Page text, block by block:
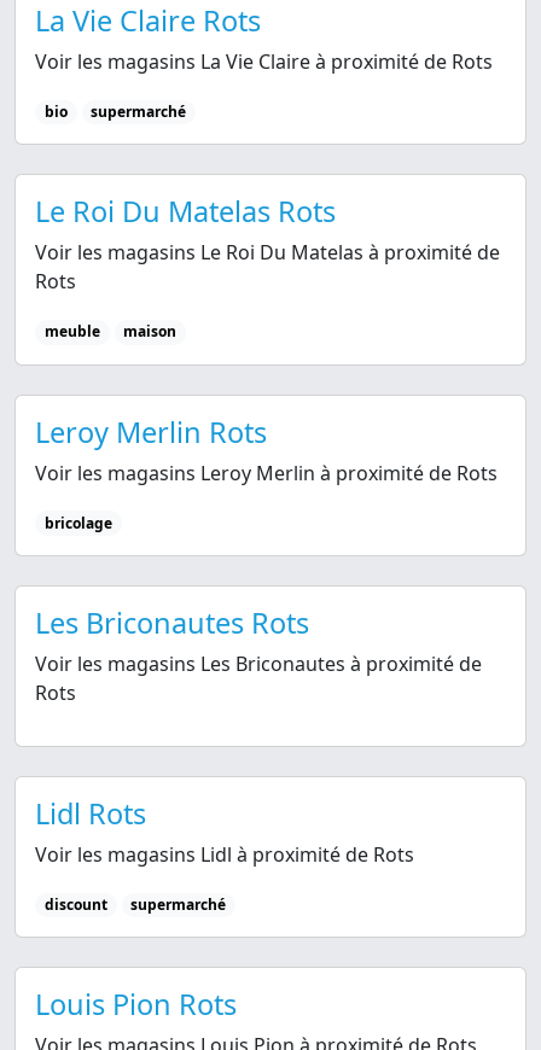
La Vie Claire Rots
Voir les magasins La Vie Claire à proximité de Rots
bio supermarché
Le Roi Du Matelas Rots
Voir les magasins Le Roi Du Matelas à proximité de
Rots
meuble maison
Leroy Merlin Rots
Voir les magasins Leroy Merlin à proximité de Rots
bricolage
Les Briconautes Rots
Voir les magasins Les Briconautes à proximité de
Rots
Lidl Rots
Voir les magasins Lidl à proximité de Rots
discount supermarché
Louis Pion Rots